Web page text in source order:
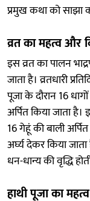
प्रमुख कथा को साझा
व्रत का महत्व और
इस व्रत का पालन
जाता है। व्रतधारी
पूजा के दौरान 16
अर्पित किया जाता
16 गेहूं की बाली
अर्घ्य देकर किया
धन-धान्य की वृद्धि
हाथी पूजा का महत्व